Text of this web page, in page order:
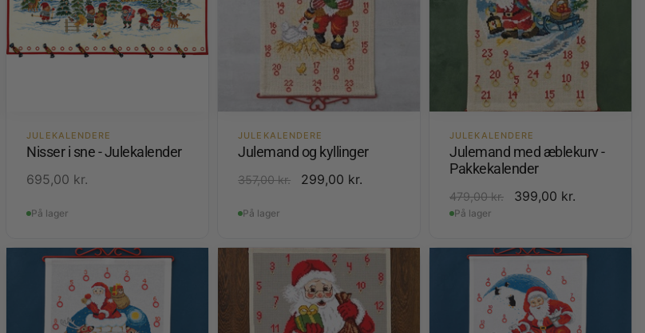
JULEKALENDERE
Nisser i sne - Julekalender
695,00 kr.
På lager
JULEKALENDERE
Julemand og kyllinger
357,00kr. 299,00 kr.
På lager
JULEKALENDERE
Julemand med æblekurv -
Pakkekalender
479,00kr. 399,00 kr.
På lager